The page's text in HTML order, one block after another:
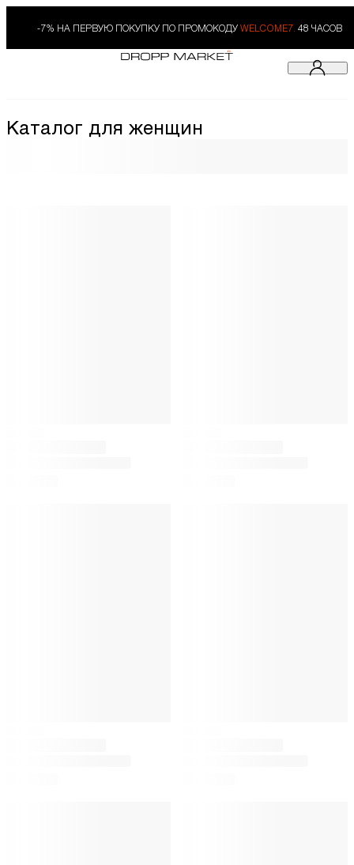
-7% НА ПЕРВУЮ ПОКУПКУ ПО ПРОМОКОДУ WELCOME7. 48 ЧАСОВ
Каталог для женщин